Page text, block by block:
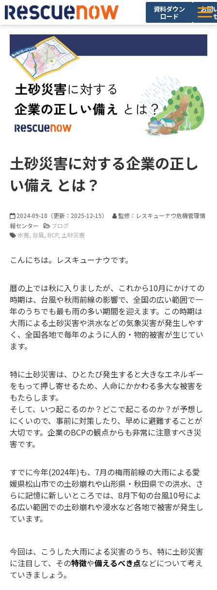
資料ダウン
ロード
お問
サービス
導入実績
ブログ
お役立ち資料
採用情報
土砂災害に対する企業の正し
い備え とは？
2024-09-18 （更新： 2025-12-15）
監修：レスキューナウ危機管理情
報センター
ブログ
水害 台風 BCP 土砂災害
こんにちは。レスキューナウです。
暦の上では秋に入りましたが、これから10月にかけての
時期は、台風や秋雨前線の影響で、全国の広い範囲で一
年のうちでも最も雨の多い期間を迎えます。この時期は
大雨による土砂災害や洪水などの気象災害が発生しやす
く、全国各地で毎年のように人的・物的被害が生じてい
ます。
特に土砂災害は、ひとたび発生すると大きなエネルギー
をもって押し寄せるため、人命にかかわる多大な被害を
もたらします。
そして、いつ起こるのか？どこで起こるのか？が予想し
にくいので、事前に対策したり、早めに避難することが
大切です。企業のBCPの観点からも非常に注意すべき災
害です。
すでに今年(2024年)も、7月の梅雨前線の大雨による愛
媛県松山市での土砂崩れや山形県・秋田県での洪水、さ
らに記憶に新しいところでは、8月下旬の台風10号によ
る広い範囲での土砂崩れや浸水など各地で被害が発生し
ています。
今回は、こうした大雨による災害のうち、特に土砂災害
に注目して、その特徴や備えるべき点などについて考え
ていきましょう。